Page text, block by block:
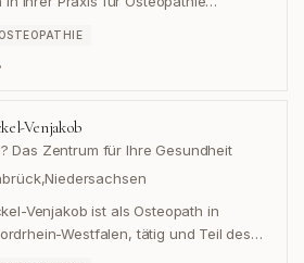
Venjakob
Das Zentrum für Ihre Gesundheit
,Niedersachsen
Venjakob ist als Osteopath in
Westfalen, tätig und Teil des